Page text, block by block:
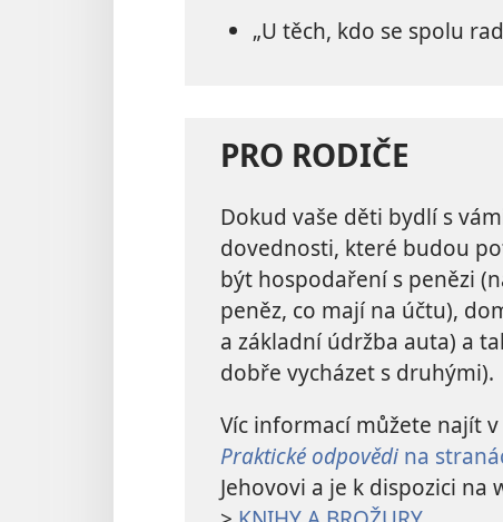
„U těch, kdo se spolu
PRO RODIČE
Dokud vaše děti bydlí s
dovednosti, které budou
být hospodaření s penězi
peněz, co mají na účtu),
a základní údržba auta) a
dobře vycházet s druhými).
Víc informací můžete najít
Praktické odpovědi na
Jehovovi a je k dispozici na